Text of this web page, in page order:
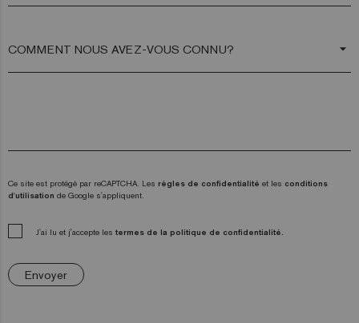
arrow_drop_down
Ce site est protégé par reCAPTCHA. Les règles de confidentialité et les conditions
d'utilisation de Google s'appliquent.
J'ai lu et j'accepte les termes de la politique de confidentialité.
Envoyer